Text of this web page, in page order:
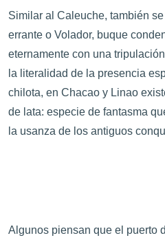
Similar al Caleuche, también
errante o Volador, buque
eternamente con una
la literalidad de la presencia
chilota, en Chacao y Linao
de lata: especie de fantasma
la usanza de los antiguos
Algunos piensan que el puerto